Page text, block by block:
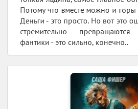
Потому что вместе можно и горы
Деньги - это просто. Но вот это
стремительно
фантики - это сильно, конечно..